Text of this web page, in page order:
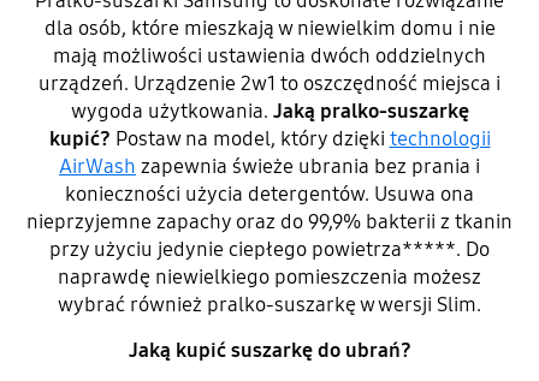
dla osób, które mieszkają w niewielkim domu i nie
mają możliwości ustawienia dwóch oddzielnych
urządzeń. Urządzenie 2w1 to oszczędność miejsca i
wygoda użytkowania. Jaką pralko-suszarkę
kupić? Postaw na model, który dzięki technologii
AirWash zapewnia świeże ubrania bez prania i
konieczności użycia detergentów. Usuwa ona
nieprzyjemne zapachy oraz do 99,9% bakterii z tkanin
przy użyciu jedynie ciepłego powietrza*****. Do
naprawdę niewielkiego pomieszczenia możesz
wybrać również pralko-suszarkę w wersji Slim.
Jaką kupić suszarkę do ubrań?